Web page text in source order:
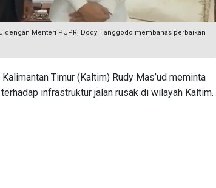
dengan Menteri PUPR, Dody Hanggodo membahas perbaikan
Kalimantan Timur (Kaltim) Rudy Mas’ud meminta
infrastruktur jalan rusak di wilayah Kaltim.